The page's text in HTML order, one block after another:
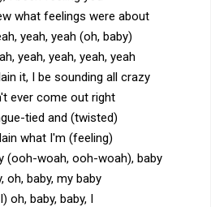
what feelings were about
yeah, yeah (oh, baby)
yeah, yeah, yeah, yeah
it, I be sounding all crazy
ever come out right
tied and (twisted)
what I'm (feeling)
(ooh-woah, ooh-woah), baby
oh, baby, my baby
oh, baby, baby, I